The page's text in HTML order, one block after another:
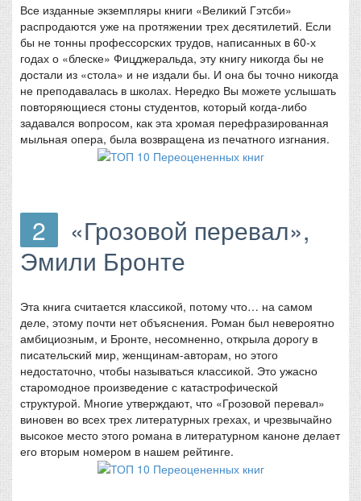
Все изданные экземпляры книги «Великий Гэтсби»
распродаются уже на протяжении трех десятилетий. Если
бы не тонны профессорских трудов, написанных в 60-х
годах о «блеске» Фицджеральда, эту книгу никогда бы не
достали из «стола» и не издали бы. И она бы точно никогда
не преподавалась в школах. Нередко Вы можете услышать
повторяющиеся стоны студентов, который когда-либо
задавался вопросом, как эта хромая перефразированная
мыльная опера, была возвращена из печатного изгнания.
2
«Грозовой перевал»,
Эмили Бронте
Эта книга считается классикой, потому что… на самом
деле, этому почти нет объяснения. Роман был невероятно
амбициозным, и Бронте, несомненно, открыла дорогу в
писательский мир, женщинам-авторам, но этого
недостаточно, чтобы называться классикой. Это ужасно
старомодное произведение с катастрофической
структурой. Многие утверждают, что «Грозовой перевал»
виновен во всех трех литературных грехах, и чрезвычайно
высокое место этого романа в литературном каноне делает
его вторым номером в нашем рейтинге.